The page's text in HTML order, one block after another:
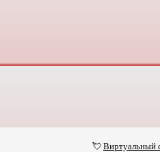
💘 Виртуальный